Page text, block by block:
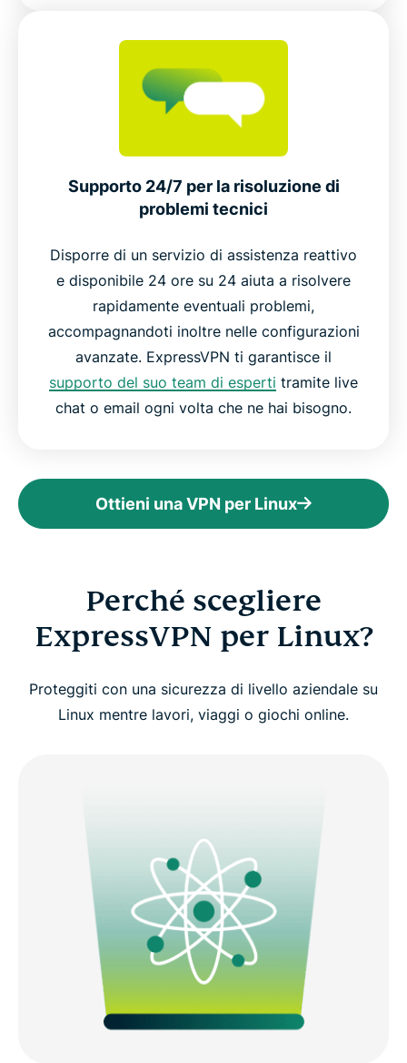
Supporto 24/7 per la risoluzione di
problemi tecnici
Disporre di un servizio di assistenza reattivo
e disponibile 24 ore su 24 aiuta a risolvere
rapidamente eventuali problemi,
accompagnandoti inoltre nelle configurazioni
avanzate. ExpressVPN ti garantisce il
supporto del suo team di esperti tramite live
chat o email ogni volta che ne hai bisogno.
Ottieni una VPN per Linux
Perché scegliere
ExpressVPN per Linux?
Proteggiti con una sicurezza di livello aziendale su
Linux mentre lavori, viaggi o giochi online.